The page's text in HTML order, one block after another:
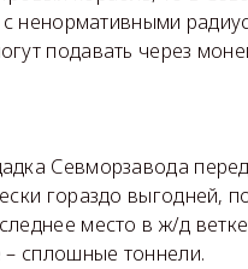
ненормативными
подавать через
Севморзавода
гораздо выгодней,
место в ж/д
– сплошные тоннели.